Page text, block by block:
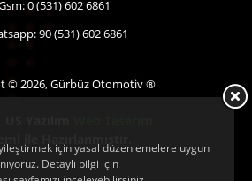
için yasal düzenlemelere uygun
Detaylı bilgi için
0 (531) 602 6861
90 (531) 602 6861
© 2026, Gürbüz Otomotiv ®